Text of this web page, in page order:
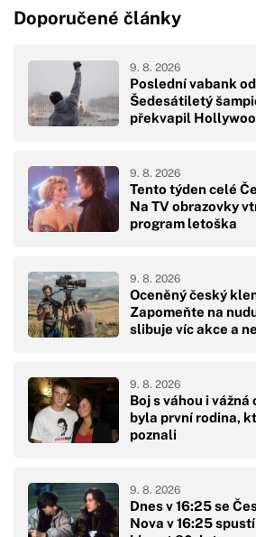
Doporučené články
Poslední vabank
Šedesátiletý
překvapil
9. 8. 2026
Tento týden celé
Na TV obrazovky
program letoška
9. 8. 2026
Oceněný český
Zapomeňte na
slibuje víc akce a
9. 8. 2026
Boj s váhou i vážná
byla první rodina,
poznali
9. 8. 2026
Dnes v 16:25 se
Nova v 16:25
9. 8. 2026